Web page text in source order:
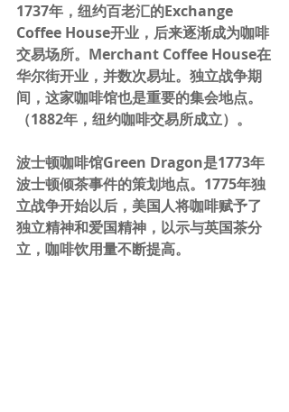
1737年，纽约百老汇的Exchange
Coffee House开业，后来逐渐成为咖啡
交易场所。Merchant Coffee House在
华尔街开业，并数次易址。独立战争期
间，这家咖啡馆也是重要的集会地点。
（1882年，纽约咖啡交易所成立）。
波士顿咖啡馆Green Dragon是1773年
波士顿倾茶事件的策划地点。1775年独
立战争开始以后，美国人将咖啡赋予了
独立精神和爱国精神，以示与英国茶分
立，咖啡饮用量不断提高。